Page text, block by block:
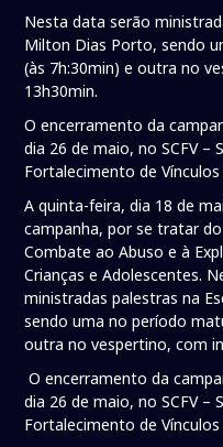
Nesta data serão
Milton Dias Porto, sendo
(às 7h:30min) e outra no
13h30min.
O encerramento da
dia 26 de maio, no SCFV –
Fortalecimento de Vínculos
A quinta-feira, dia 18 de
campanha, por se tratar
Combate ao Abuso e à
Crianças e Adolescentes.
ministradas palestras na
sendo uma no período
outra no vespertino, com
O encerramento da
dia 26 de maio, no SCFV –
Fortalecimento de Vínculos